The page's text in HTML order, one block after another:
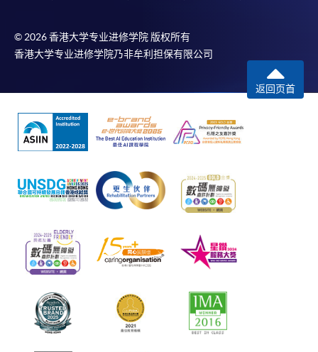
© 2026 香港大学专业进修学院 版权所有
香港大学专业进修学院乃非牟利担保有限公司
返回页首